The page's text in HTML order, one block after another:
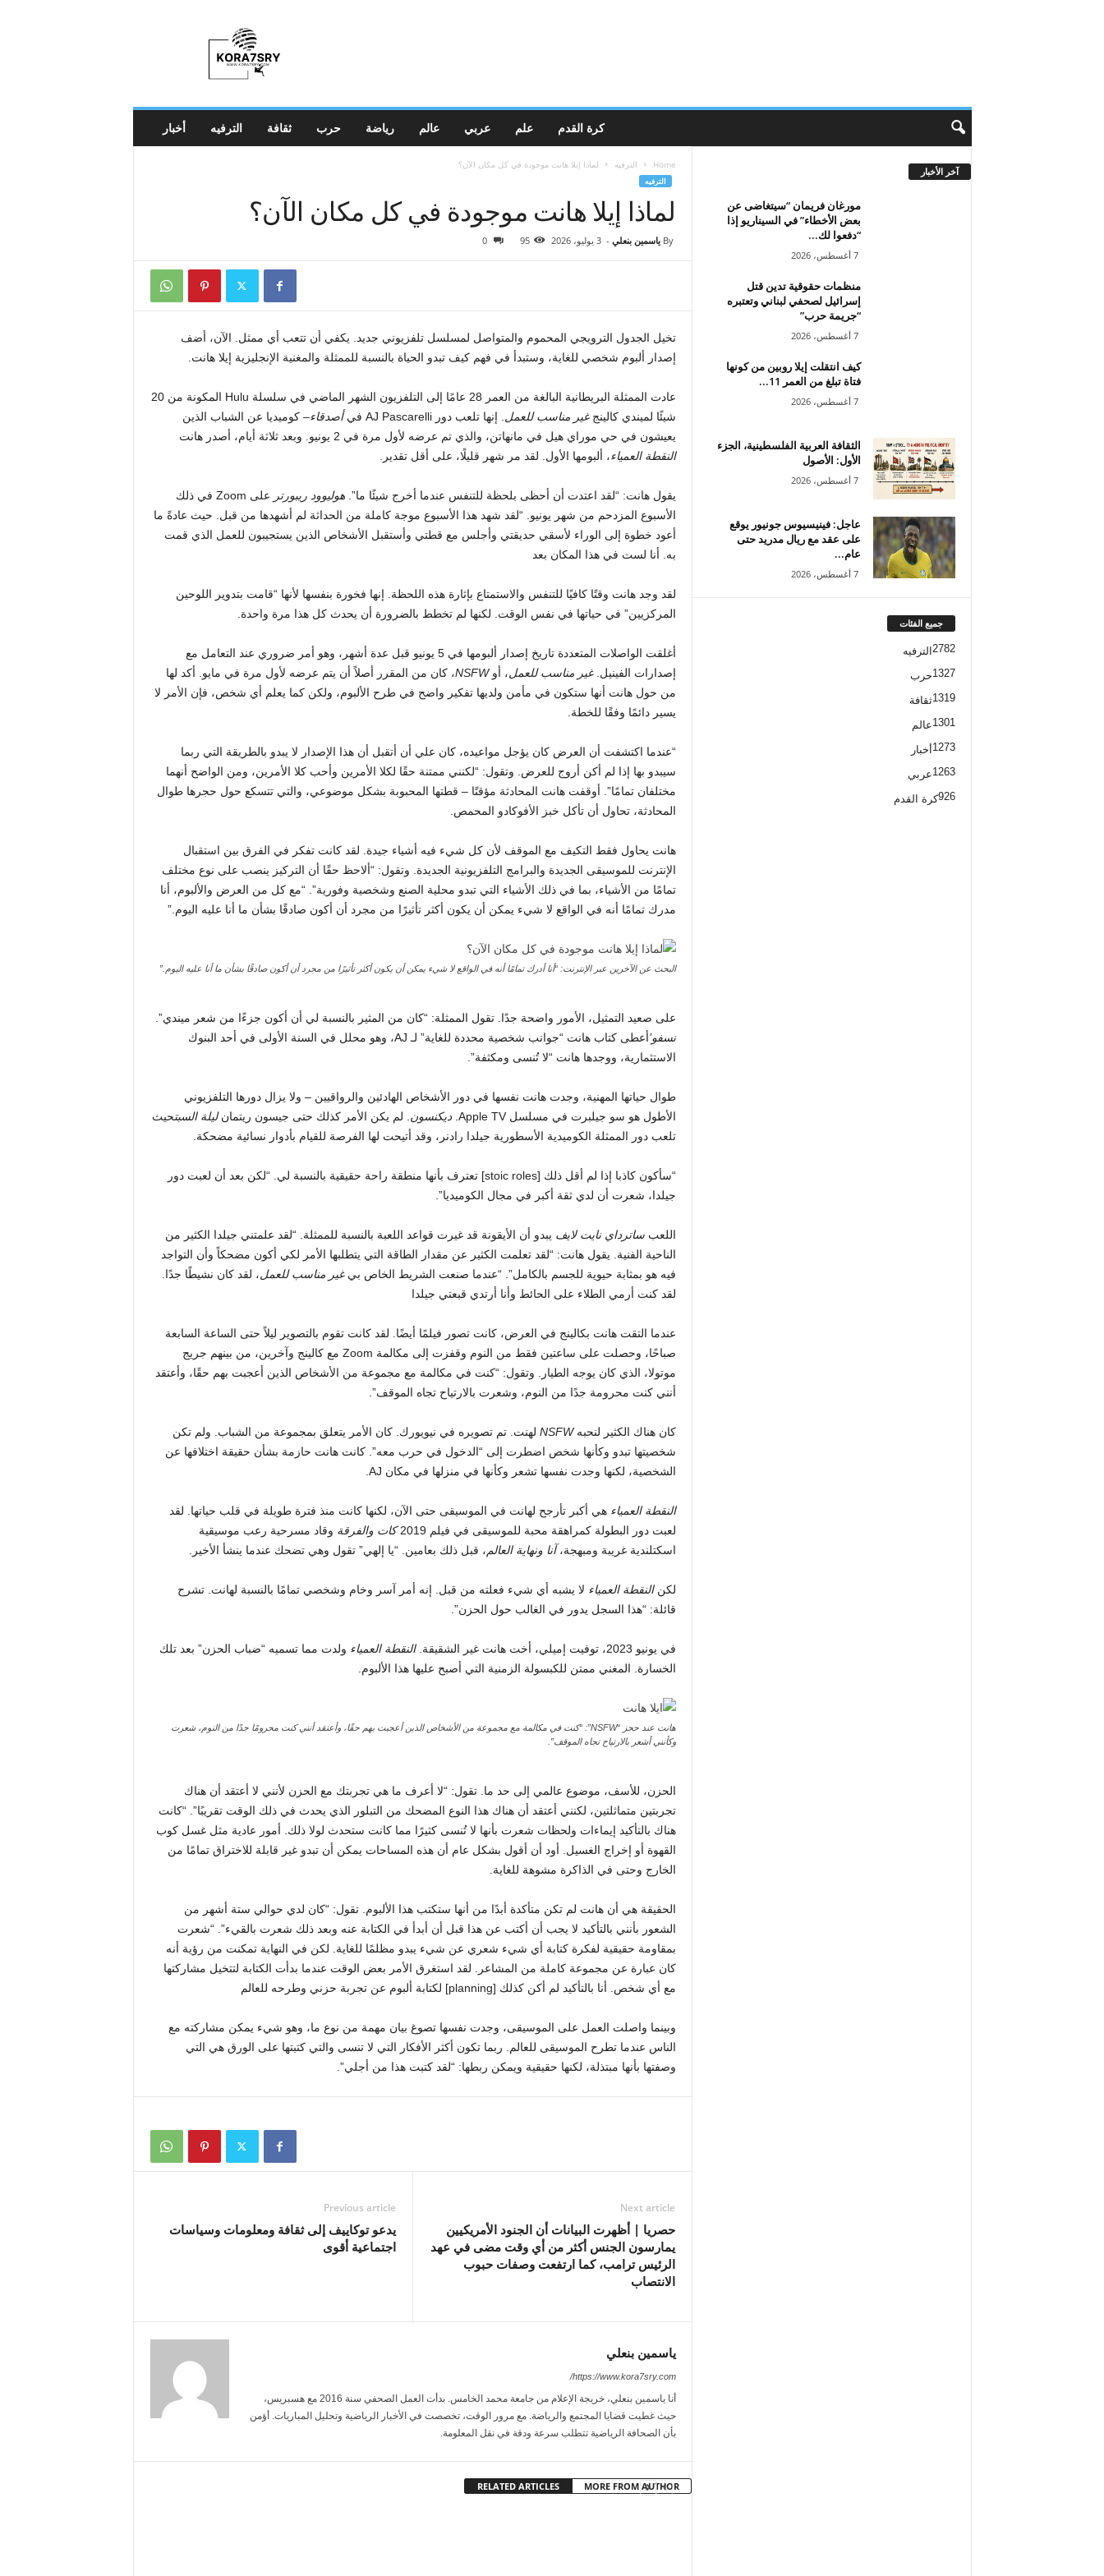
أخبار الترفيه ثقافة حرب رياضة عالم عربي علم كرة القدم
Home الترفيه لماذا إيلا هانت موجودة في كل مكان الآن؟
الترفيه
لماذا إيلا هانت موجودة في كل مكان الآن؟
By ياسمين بنعلي - 3 يوليو، 2026 95
0
تخيل الجدول الترويجي المحموم والمتواصل لمسلسل تلفزيوني جديد. يكفي أن تتعب أي ممثل. الآن، أضف
إصدار ألبوم شخصي للغاية، وستبدأ في فهم كيف تبدو الحياة بالنسبة للممثلة والمغنية الإنجليزية إيلا هانت.
عادت الممثلة البريطانية البالغة من العمر 28 عامًا إلى التلفزيون الشهر الماضي في سلسلة Hulu المكونة من 20
شيئًا لميندي كالينجغير مناسب للعمل . إنها تلعب دور AJ Pascarelli في أصدقاء– كوميديا ​​عن الشباب الذين
يعيشون في حي موراي هيل في مانهاتن، والذي تم عرضه لأول مرة في 2 يونيو. وبعد ثلاثة أيام، أصدر هانت
النقطة العمياء، ألبومها الأول. لقد مر شهر قليلًا، على أقل تقدير.
يقول هانت: “لقد اعتدت أن أحظى بلحظة للتنفس عندما أخرج شيئًا ما”.هوليوود ريبورتر
على Zoom في ذلك
الأسبوع المزدحم من شهر يونيو. “لقد شهد هذا الأسبوع موجة كاملة من الحداثة لم أشهدها من قبل. حيث عادةً ما
أعود خطوة إلى الوراء لأسقي حديقتي وأجلس مع قطتي وأستقبل الأشخاص الذين يستجيبون للعمل الذي قمت
به. أنا لست في هذا المكان بعد
لقد وجد هانت وقتًا كافيًا للتنفس والاستمتاع بإثارة هذه اللحظة. إنها فخورة بنفسها لأنها “قامت بتدوير اللوحين
المركزيين” في حياتها في نفس الوقت. لكنها لم تخطط بالضرورة أن يحدث كل هذا مرة واحدة.
أغلقت الواصلات المتعددة تاريخ إصدار ألبومها في 5 يونيو قبل عدة أشهر، وهو أمر ضروري عند التعامل مع
إصدارات الفينيل.غير مناسب للعمل، أوNSFW، كان من المقرر أصلاً أن يتم عرضه لأول مرة في مايو. أكد لها
من حول هانت أنها ستكون في مأمن ولديها تفكير واضح في طرح الألبوم، ولكن كما يعلم أي شخص، فإن الأمر لا
يسير دائمًا وفقًا للخطة.
“عندما اكتشفت أن العرض كان يؤجل مواعيده، كان علي أن أتقبل أن هذا الإصدار لا يبدو بالطريقة التي ربما
سيبدو بها إذا لم أكن أروج للعرض. وتقول: “لكنني ممتنة حقًا لكلا الأمرين وأحب كلا الأمرين، ومن الواضح أنهما
مختلفان تمامًا”. أوقفت هانت المحادثة مؤقتًا – قطتها المحبوبة بشكل موضوعي، والتي تتسكع حول حجرها طوال
المحادثة، تحاول أن تأكل خبز الأفوكادو المحمص.
هانت يحاول فقط التكيف مع الموقف لأن كل شيء فيه أشياء جيدة. لقد كانت تفكر في الفرق بين استقبال
الإنترنت للموسيقى الجديدة والبرامج التلفزيونية الجديدة. وتقول: “ألاحظ حقًا أن التركيز ينصب على نوع مختلف
تمامًا من الأشياء، بما في ذلك الأشياء التي تبدو محلية الصنع وشخصية وفورية”. “مع كل من العرض والألبوم، أنا
مدرك تمامًا أنه في الواقع لا شيء يمكن أن يكون أكثر تأثيرًا من مجرد أن أكون صادقًا بشأن ما أنا عليه اليوم.”
البحث عن الآخرين عبر الإنترنت: “أنا أدرك تمامًا أنه في الواقع لا شيء يمكن أن يكون أكثر تأثيرًا من مجرد أن أكون صادقًا بشأن ما أنا عليه اليوم.”
على صعيد التمثيل، الأمور واضحة جدًا. تقول الممثلة: “كان من المثير بالنسبة لي أن أكون جزءًا من شعر ميندي”.
نسفو’
أعطى كتاب هانت “جوانب شخصية محددة للغاية” لـ AJ، وهو محلل في السنة الأولى في أحد البنوك
الاستثمارية، ووجدها هانت “لا تُنسى ومكثفة”.
طوال حياتها المهنية، وجدت هانت نفسها في دور الأشخاص الهادئين والرواقيين – ولا يزال دورها التلفزيوني
الأطول هو سو جيلبرت في مسلسل Apple TV.
ديكنسون . لم يكن الأمر كذلك حتى جيسون ريتمانليلة السبتحيث
تلعب دور الممثلة الكوميدية الأسطورية جيلدا رادنر، وقد أتيحت لها الفرصة للقيام بأدوار نسائية مضحكة.
“سأكون كاذبا إذا لم أقل ذلك [stoic roles] تعترف بأنها منطقة راحة حقيقية بالنسبة لي. “لكن بعد أن لعبت دور
جيلدا، شعرت أن لدي ثقة أكبر في مجال الكوميديا”.
اللعبساترداي نايت لايف يبدو أن الأيقونة قد غيرت قواعد اللعبة بالنسبة للممثلة. “لقد علمتني جيلدا الكثير من
الناحية الفنية. يقول هانت: “لقد تعلمت الكثير عن مقدار الطاقة التي يتطلبها الأمر لكي أكون مضحكاً وأن التواجد
فيه هو بمثابة حيوية للجسم بالكامل”. “عندما صنعت الشريط الخاص بيغير مناسب للعمل، لقد كان نشيطًا جدًا.
لقد كنت أرمي الطلاء على الحائط وأنا أرتدي قبعتي جيلدا
عندما التقت هانت بكالينج في العرض، كانت تصور فيلمًا أيضًا. لقد كانت تقوم بالتصوير ليلاً حتى الساعة السابعة
صباحًا، وحصلت على ساعتين فقط من النوم وقفزت إلى مكالمة Zoom مع كالينج وآخرين، من بينهم جريج
موتولا، الذي كان يوجه الطيار. وتقول: “كنت في مكالمة مع مجموعة من الأشخاص الذين أعجبت بهم حقًا، وأعتقد
أنني كنت محرومة جدًا من النوم، وشعرت بالارتياح تجاه الموقف”.
كان هناك الكثير لنحبهNSFW لهنت. تم تصويره في نيويورك. كان الأمر يتعلق بمجموعة من الشباب. ولم تكن
شخصيتها تبدو وكأنها شخص اضطرت إلى “الدخول في حرب معه”. كانت هانت حازمة بشأن حقيقة اختلافها عن
الشخصية، لكنها وجدت نفسها تشعر وكأنها في منزلها في مكان AJ.
النقطة العمياء هي أكبر تأرجح لهانت في الموسيقى حتى الآن، لكنها كانت منذ فترة طويلة في قلب حياتها. لقد
لعبت دور البطولة كمراهقة محبة للموسيقى في فيلم 2019
كات والفرقة وقاد مسرحية رعب موسيقية
اسكتلندية غريبة ومبهجة،آنا ونهاية العالم، قبل ذلك بعامين. “يا إلهي” تقول وهي تضحك عندما ينشأ الأخير.
لكنالنقطة العمياء لا يشبه أي شيء فعلته من قبل. إنه أمر آسر وخام وشخصي تمامًا بالنسبة لهانت. تشرح
قائلة: “هذا السجل يدور في الغالب حول الحزن”.
في يونيو 2023، توفيت إميلي، أخت هانت غير الشقيقة. النقطة العمياء ولدت مما تسميه “ضباب الحزن” بعد تلك
الخسارة. المغني ممتن للكبسولة الزمنية التي أصبح عليها هذا الألبوم.
هانت عند حجز “NSFW”: “كنت في مكالمة مع مجموعة من الأشخاص الذين أعجبت بهم حقًا، وأعتقد أنني كنت محرومًا جدًا من النوم، شعرت
وكأنني أشعر بالارتياح تجاه الموقف”.
الحزن، للأسف، موضوع عالمي إلى حد ما. تقول: “لا أعرف ما هي تجربتك مع الحزن لأنني لا أعتقد أن هناك
تجربتين متماثلتين، لكنني أعتقد أن هناك هذا النوع المضحك من التبلور الذي يحدث في ذلك الوقت تقريبًا”. “كانت
هناك بالتأكيد إيماءات ولحظات شعرت بأنها لا تُنسى كثيرًا مما كانت ستحدث لولا ذلك. أمور عادية مثل غسل كوب
القهوة أو إخراج الغسيل. أود أن أقول بشكل عام أن هذه المساحات يمكن أن تبدو غير قابلة للاختراق تمامًا من
الخارج وحتى في الذاكرة مشوهة للغاية.
الحقيقة هي أن هانت لم تكن متأكدة أبدًا من أنها ستكتب هذا الألبوم. تقول: “كان لدي حوالي ستة أشهر من
الشعور بأنني بالتأكيد لا يجب أن أكتب عن هذا قبل أن أبدأ في الكتابة عنه وبعد ذلك شعرت بالقيء”. “شعرت
بمقاومة حقيقية لفكرة كتابة أي شيء شعري عن شيء يبدو مظلمًا للغاية. لكن في النهاية تمكنت من رؤية أنه
كان عبارة عن مجموعة كاملة من المشاعر. لقد استغرق الأمر بعض الوقت عندما بدأت الكتابة لتتخيل مشاركتها
مع أي شخص. أنا بالتأكيد لم أكن كذلك [planning] لكتابة ألبوم عن تجربة حزني وطرحه للعالم
وبينما واصلت العمل على الموسيقى، وجدت نفسها تصوغ بيان مهمة من نوع ما، وهو شيء يمكن مشاركته مع
الناس عندما تطرح الموسيقى للعالم. ربما تكون أكثر الأفكار التي لا تنسى والتي كتبتها على الورق هي التي
وصفتها بأنها مبتذلة، لكنها حقيقية ويمكن ربطها: “لقد كتبت هذا من أجلي”.
Previous article
يدعو توكاييف إلى ثقافة ومعلومات وسياسات
اجتماعية أقوى
Next article
حصريا | أظهرت البيانات أن الجنود الأمريكيين
يمارسون الجنس أكثر من أي وقت مضى في عهد
الرئيس ترامب، كما ارتفعت وصفات حبوب
الانتصاب
ياسمين بنعلي
https://www.kora7sry.com/
أنا ياسمين بنعلي، خريجة الإعلام من جامعة محمد الخامس. بدأت العمل الصحفي سنة 2016 مع هسبريس،
حيث غطيت قضايا المجتمع والرياضة. مع مرور الوقت، تخصصت في الأخبار الرياضية وتحليل المباريات. أؤمن
بأن الصحافة الرياضية تتطلب سرعة ودقة في نقل المعلومة.
RELATED ARTICLES MORE FROM AUTHOR
آخر الأخبار
مورغان فريمان “سيتغاضى عن
بعض الأخطاء” في السيناريو إذا
“دفعوا لك...
7 أغسطس، 2026
منظمات حقوقية تدين قتل
إسرائيل لصحفي لبناني وتعتبره
“جريمة حرب”
7 أغسطس، 2026
كيف انتقلت إيلا روبين من كونها
فتاة تبلغ من العمر 11...
7 أغسطس، 2026
الثقافة العربية الفلسطينية، الجزء
الأول: الأصول
7 أغسطس، 2026
عاجل: فينيسيوس جونيور يوقع
على عقد مع ريال مدريد حتى
عام...
7 أغسطس، 2026
جميع الفئات
الترفيه 2782
حرب1327
ثقافة1319
عالم1301
أخبار 1273
عربي1263
كرة القدم926